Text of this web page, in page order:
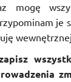
mogę
je